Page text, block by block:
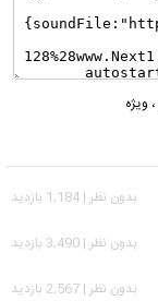
، ویژه
بدون نظر | 1,184 بازدید
بدون نظر | 3,490 بازدید
بدون نظر | 2,567 بازدید